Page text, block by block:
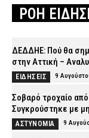
ΡΟΗ
ΔΕΔΔΗΕ: Πού θα
στην Αττική –
ΕΙΔΗΣΕΙΣ 9
Σοβαρό τροχαίο
Συγκρούστηκε με
ΑΣΤΥΝΟΜΙΑ 9